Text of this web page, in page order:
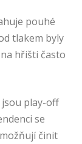
pouhé
tlakem byly
hřišti často
jsou play-off
se
činit